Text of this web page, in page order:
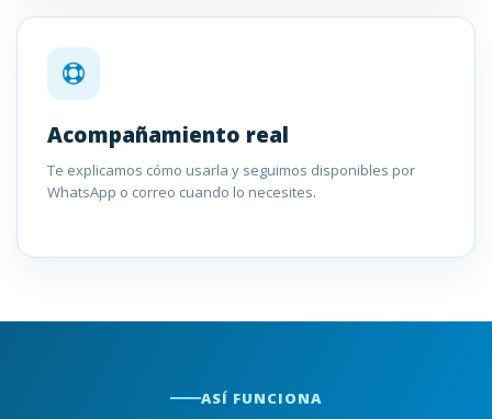
Acompañamiento real
Te explicamos cómo usarla y seguimos disponibles por
WhatsApp o correo cuando lo necesites.
ASÍ FUNCIONA